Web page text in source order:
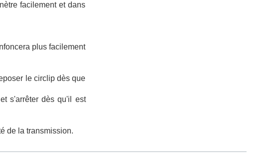
facilement et dans
plus facilement
le circlip dès que
s'arrêter dès qu'il est
de la transmission.